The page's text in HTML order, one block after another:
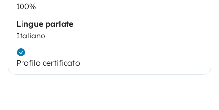
100%
Lingue parlate
Italiano
Profilo certificato